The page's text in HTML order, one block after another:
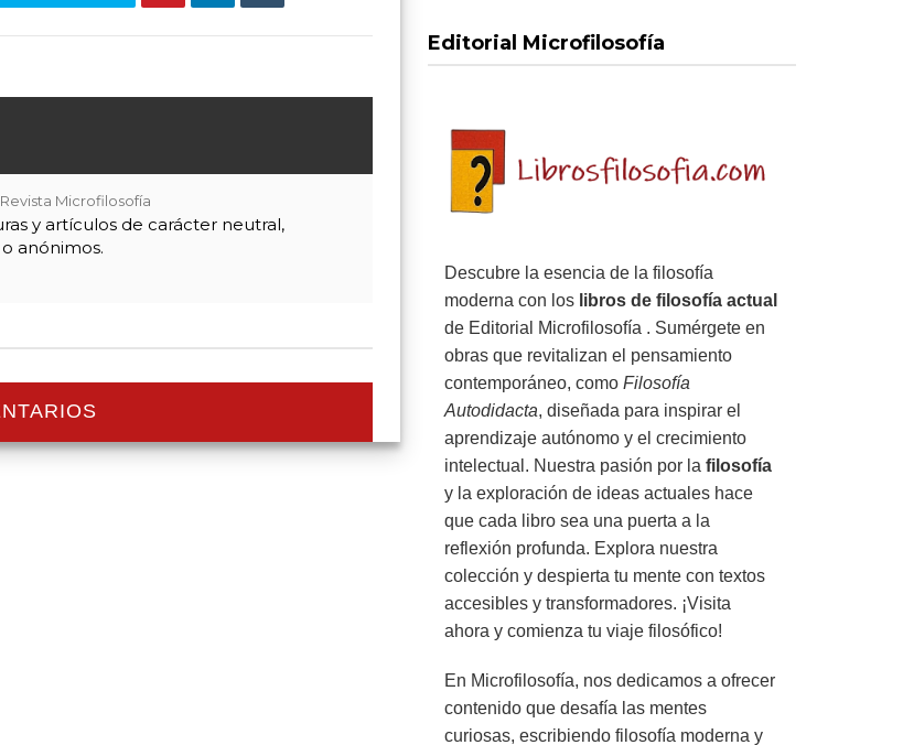
Revista Microfilosofía
y artículos de carácter neutral,
anónimos.
Editorial Microfilosofía
Descubre la esencia de la filosofía
moderna con los libros de filosofía actual
de Editorial Microfilosofía . Sumérgete en
obras que revitalizan el pensamiento
contemporáneo, como Filosofía
Autodidacta, diseñada para inspirar el
aprendizaje autónomo y el crecimiento
intelectual. Nuestra pasión por la filosofía
y la exploración de ideas actuales hace
que cada libro sea una puerta a la
reflexión profunda. Explora nuestra
colección y despierta tu mente con textos
accesibles y transformadores. ¡Visita
ahora y comienza tu viaje filosófico!
En Microfilosofía, nos dedicamos a ofrecer
contenido que desafía las mentes
curiosas, escribiendo filosofía moderna y